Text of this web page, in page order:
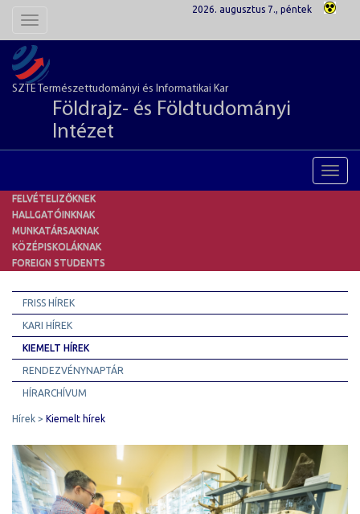
Toggle
2026. augusztus 7., péntek
SZTE Természettudományi és Informatikai Kar
Földrajz- és Földtudományi
Intézet
FELVÉTELIZŐKNEK
HALLGATÓINKNAK
MUNKATÁRSAKNAK
KÖZÉPISKOLÁKNAK
FOREIGN STUDENTS
FRISS HÍREK
KARI HÍREK
KIEMELT HÍREK
RENDEZVÉNYNAPTÁR
HÍRARCHÍVUM
Hírek Kiemelt hírek